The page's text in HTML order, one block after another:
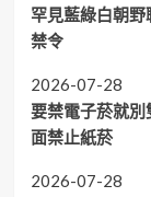
罕見藍綠白朝
禁令
2026-07-28
要禁電子菸就
面禁止紙菸
2026-07-28